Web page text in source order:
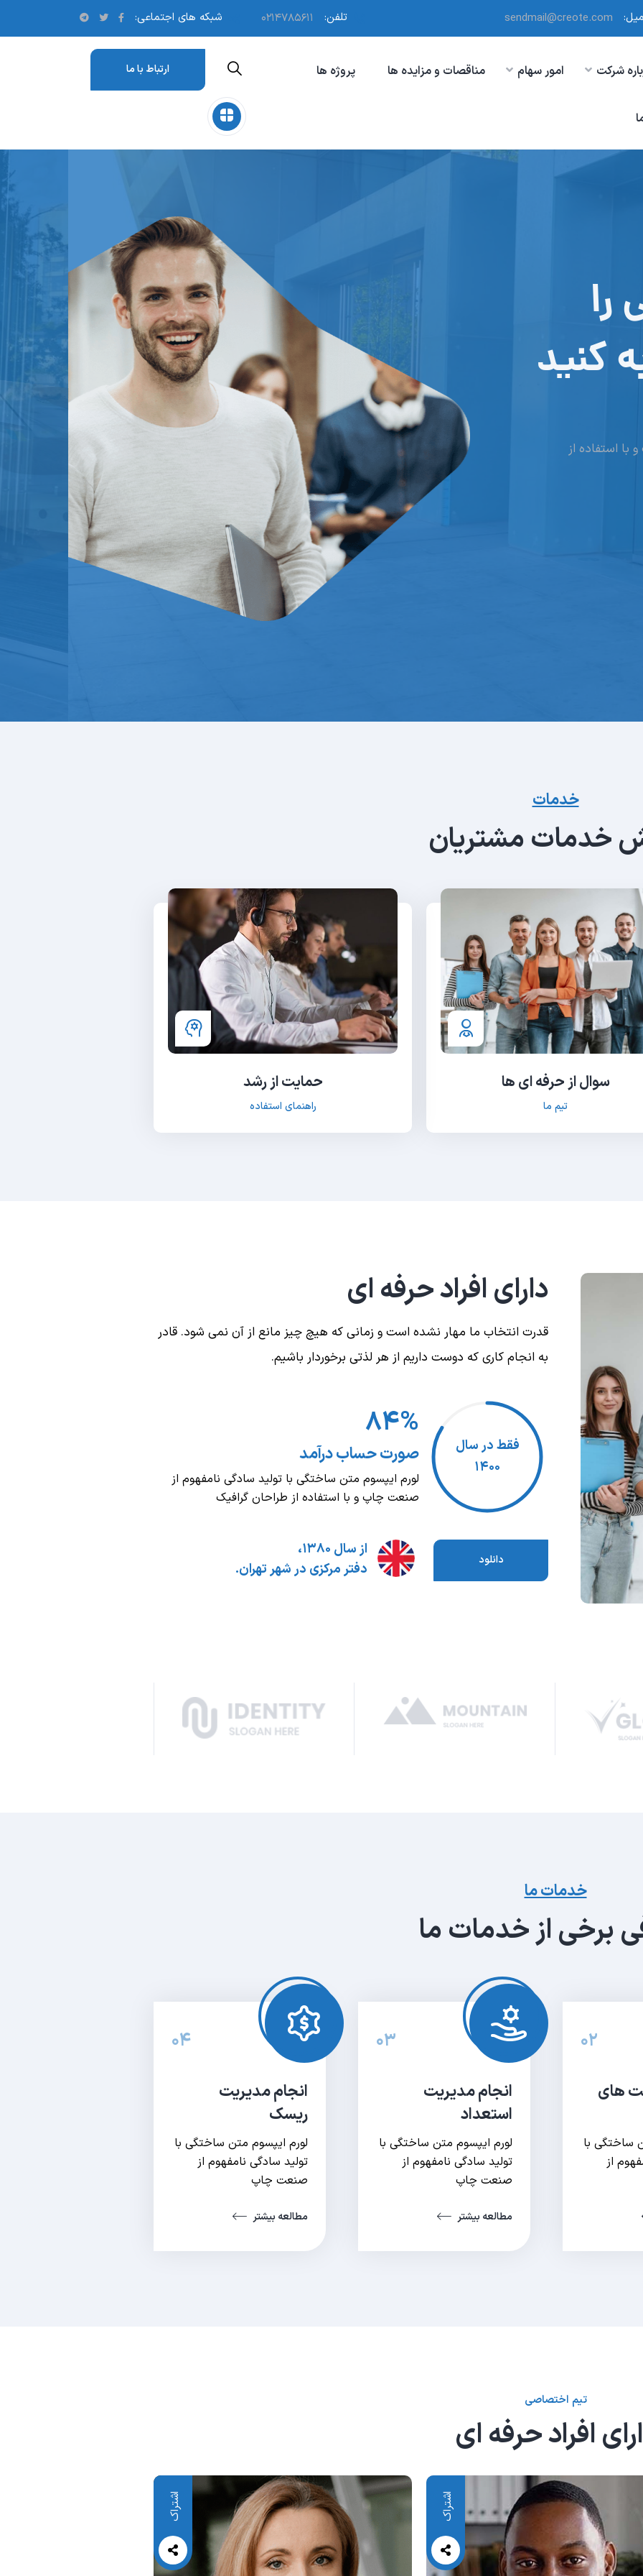
sendmail@creote.com تلفن: ۰۲۱۴۷۸۵۶۱۱ شبکه های اجتماعی:
شرکت امور سهام مناقصات و مزایده ها پروژه ها ارتباط با ما
ما به کسب و کارها
برای پیشرفت کمک می کنیم
سازمان ها با ایجاد اشتغال ریسک را کاهش می دهند
لورم ایپسوم متن ساختگی با تولید سادگی نامفهوم از صنعت چاپ و با استفاده از
طراحان گرافیک است چاپگرها و متون بلکه روزنامه و مجله
خدمات
خدمات مشتریان
سوال از حرفه ای ها
تیم ما
حمایت از رشد
راهنمای استفاده
دارای افراد حرفه ای
قدرت انتخاب ما مهار نشده است و زمانی که هیچ چیز مانع از آن نمی شود. قادر
به انجام کاری که دوست داریم از هر لذتی برخوردار باشیم.
فقط در سال
۱۴۰۰
۸۴%
صورت حساب درآمد
لورم ایپسوم متن ساختگی با تولید سادگی نامفهوم از
صنعت چاپ و با استفاده از طراحان گرافیک
دانلود
از سال ۱۳۸۰،
دفتر مرکزی در شهر تهران.
خدمات ما
برخی از خدمات ما
۰۲
های
ساختگی با
از
۰۳
انجام مدیریت
استعداد
لورم ایپسوم متن ساختگی با
تولید سادگی نامفهوم از
صنعت چاپ
مطالعه بیشتر
۰۴
انجام مدیریت
ریسک
لورم ایپسوم متن ساختگی با
تولید سادگی نامفهوم از
صنعت چاپ
مطالعه بیشتر
تیم اختصاصی
افراد حرفه ای
اشتراک اشتراک